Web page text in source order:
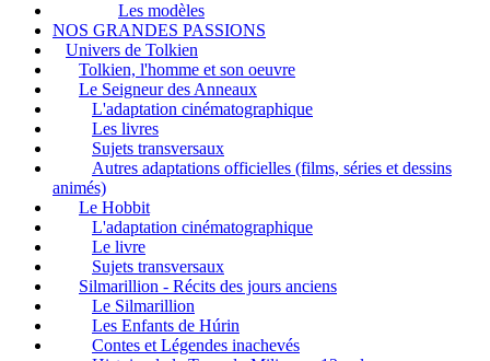
Les modèles
NOS GRANDES PASSIONS
Univers de Tolkien
Tolkien, l'homme et son oeuvre
Le Seigneur des Anneaux
L'adaptation cinématographique
Les livres
Sujets transversaux
Autres adaptations officielles (films, séries et dessins
animés)
Le Hobbit
L'adaptation cinématographique
Le livre
Sujets transversaux
Silmarillion - Récits des jours anciens
Le Silmarillion
Les Enfants de Húrin
Contes et Légendes inachevés